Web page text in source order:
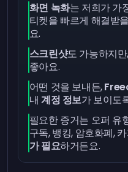
화면 녹화는 저희가 가
티켓을 빠르게 해결받
요.
스크린샷도 가능하지
좋아요.
어떤 것을 보내든,
내 계정 정보가 보이도
필요한 증거는 오퍼 유
구독, 뱅킹, 암호화폐,
가 필요하거든요.